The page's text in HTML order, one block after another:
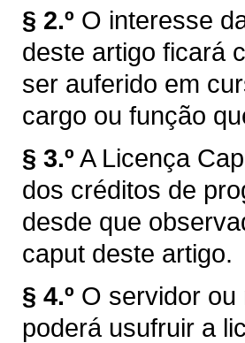
§ 2.º O interesse
deste artigo ficará
ser auferido em
cargo ou função
§ 3.º A Licença
dos créditos de
desde que
caput deste artigo.
§ 4.º O servidor ou
poderá usufruir a